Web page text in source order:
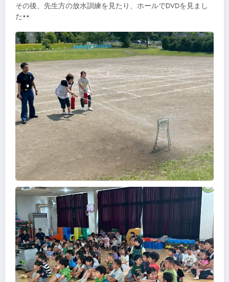
その後、先生方の放水訓練を見たり、ホールでDVDを見まし
た